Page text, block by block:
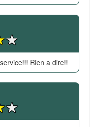
Rien a dire!!